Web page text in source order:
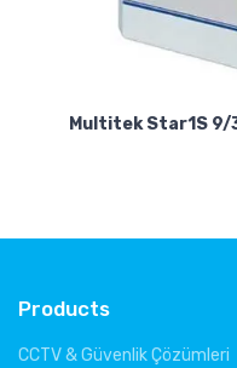
Multitek Star1S 9/
Products
CCTV & Güvenlik Çözümleri